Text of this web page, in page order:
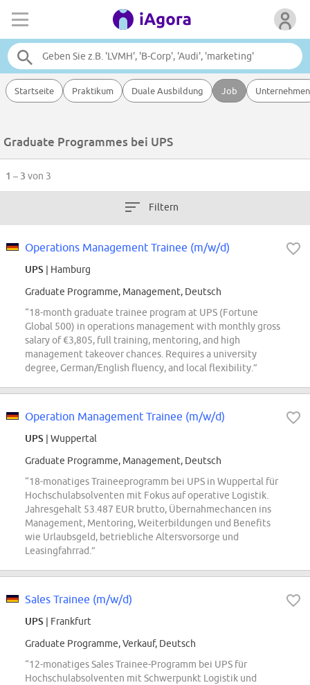
Startseite Praktikum Duale Ausbildung Job Unternehmen
Graduate Programmes bei UPS
1 – 3 von 3
Filtern
Operations Management Trainee (m/w/d)
UPS | Hamburg
Graduate Programme, Management, Deutsch
“18-month graduate trainee program at UPS (Fortune
Global 500) in operations management with monthly gross
salary of €3,805, full training, mentoring, and high
management takeover chances. Requires a university
degree, German/English fluency, and local flexibility.”
Operation Management Trainee (m/w/d)
UPS | Wuppertal
Graduate Programme, Management, Deutsch
“18-monatiges Traineeprogramm bei UPS in Wuppertal für
Hochschulabsolventen mit Fokus auf operative Logistik.
Jahresgehalt 53.487 EUR brutto, Übernahmechancen ins
Management, Mentoring, Weiterbildungen und Benefits
wie Urlaubsgeld, betriebliche Altersvorsorge und
Leasingfahrrad.”
Sales Trainee (m/w/d)
UPS | Frankfurt
Graduate Programme, Verkauf, Deutsch
“12-monatiges Sales Trainee-Programm bei UPS für
Hochschulabsolventen mit Schwerpunkt Logistik und